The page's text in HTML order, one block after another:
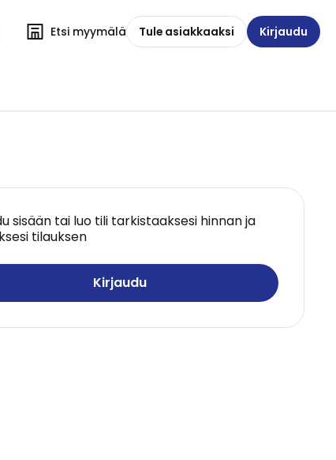
Etsi myymälä Tule asiakkaaksi Kirjaudu
sisään tai luo tili tarkistaaksesi hinnan ja
tilauksen
Kirjaudu